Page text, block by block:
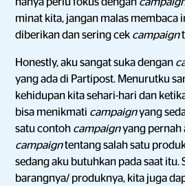
minat kita, jangan malas membaca
diberikan dan sering cek campaign
Honestly, aku sangat suka dengan
yang ada di Partipost. Menurutku
kehidupan kita sehari-hari dan
bisa menikmati campaignyang
satu contoh campaignyang pernah
campaigntentang salah satu
sedang aku butuhkan pada saat itu.
barangnya/ produknya, kita juga